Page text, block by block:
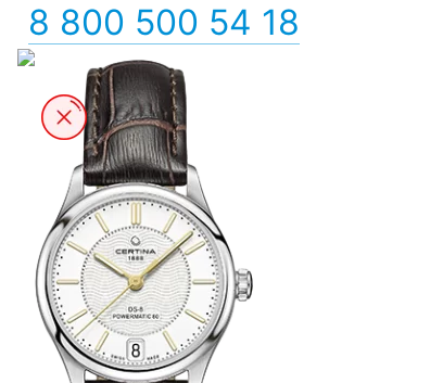
8 800 500 54 18